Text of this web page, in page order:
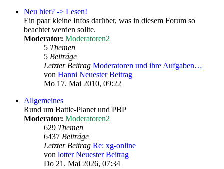
Neu hier? -> Lesen!
Ein paar kleine Infos darüber, was in diesem Forum so
beachtet werden sollte.
Moderator: Moderatoren2
5 Themen
5 Beiträge
Letzter Beitrag Moderatoren und ihre Aufgaben…
von Hanni Neuester Beitrag
Mo 17. Mai 2010, 09:22
Allgemeines
Rund um Battle-Planet und PBP
Moderator: Moderatoren2
629 Themen
6437 Beiträge
Letzter Beitrag Re: xg-online
von lotter Neuester Beitrag
Do 21. Mai 2026, 07:34